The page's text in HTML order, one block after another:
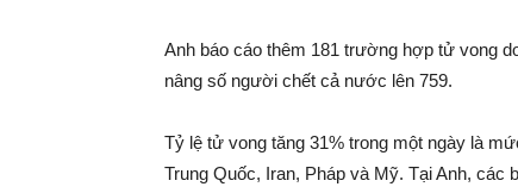
Anh báo cáo thêm 181 trường hợp tử vong
nâng số người chết cả nước lên 759.
Tỷ lệ tử vong tăng 31% trong một ngày là
Trung Quốc, Iran, Pháp và Mỹ. Tại Anh, các